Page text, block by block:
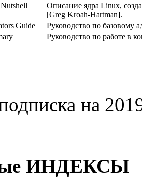
Описание ядра Linux,
[Greg Kroah-Hartman].
Guide
Руководство по базовому
Руководство по работе в
на
ИНДЕКСЫ